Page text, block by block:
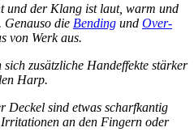
und der Klang ist laut, warm und
Genauso die Bending und Over-
von Werk aus.
zusätzliche Handeffekte stärker
Harp.
Deckel sind etwas scharfkantig
an den Fingern oder